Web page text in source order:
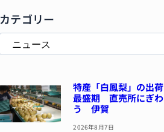
カテゴリー
特産「白鳳梨」の出荷
最盛期 直売所にぎわ
う 伊賀
2026年8月7日